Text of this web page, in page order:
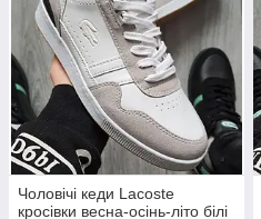
Чоловічі кеди Lacoste
кросівки весна-осінь-літо білі